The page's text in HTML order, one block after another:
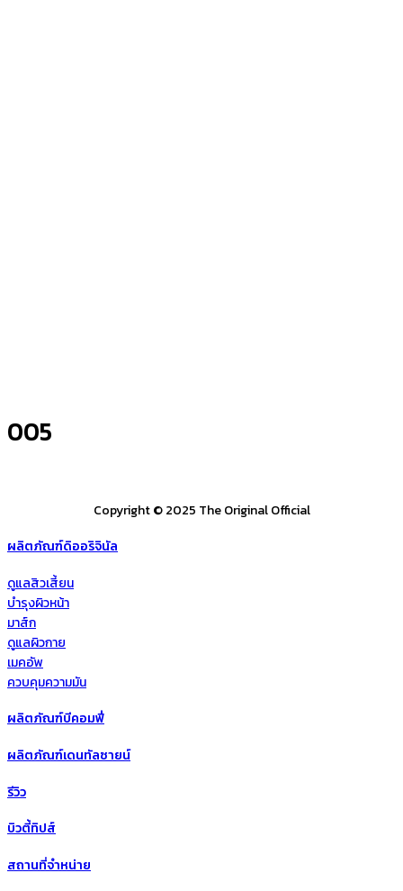
005
Copyright © 2025 The Original Official
ผลิตภัณฑ์ดิออริจินัล
ดูแลสิวเสี้ยน
บำรุงผิวหน้า
มาส์ก
ดูแลผิวกาย
เมคอัพ
ควบคุมความมัน
ผลิตภัณฑ์บีคอมฟี่
ผลิตภัณฑ์เดนทัลซายน์
รีวิว
บิวตี้ทิปส์
สถานที่จำหน่าย